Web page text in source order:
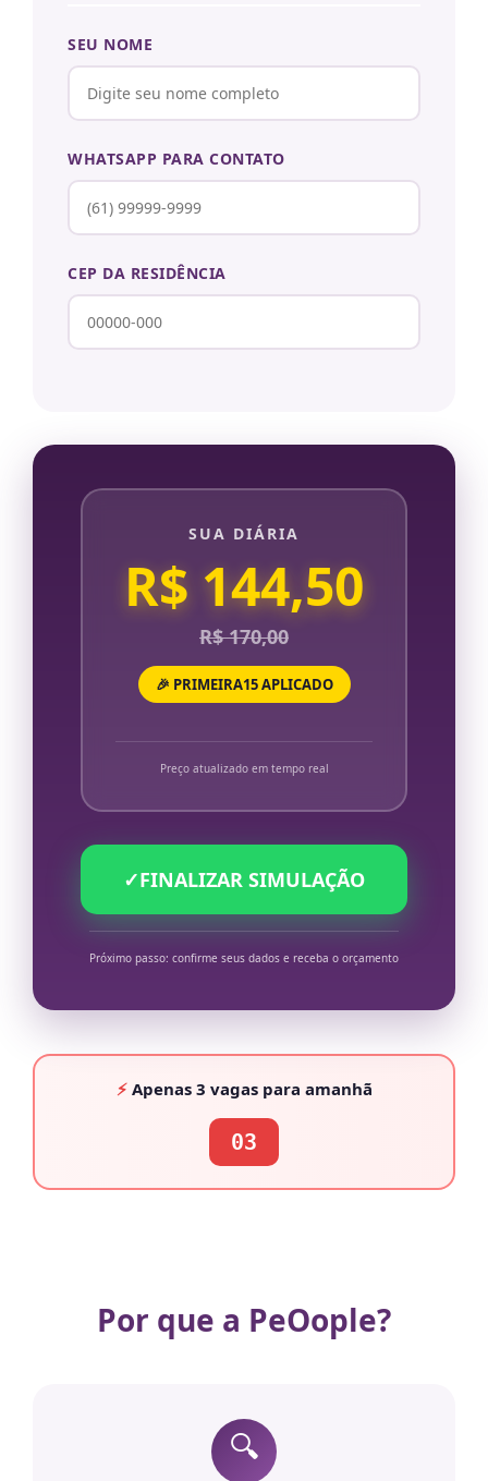
SEU NOME
WHATSAPP PARA CONTATO
CEP DA RESIDÊNCIA
SUA DIÁRIA
R$ 144,50
R$ 170,00
🎉 PRIMEIRA15 APLICADO
Preço atualizado em tempo real
✓FINALIZAR SIMULAÇÃO
Próximo passo: confirme seus dados e receba o orçamento
⚡Apenas 3 vagaspara amanhã
03
Por que a PeOople?
🔍